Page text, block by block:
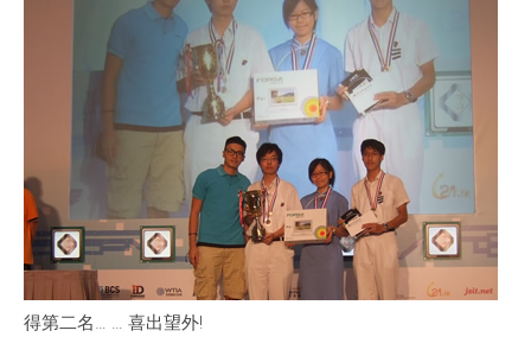
得第二名… … 喜出望外!